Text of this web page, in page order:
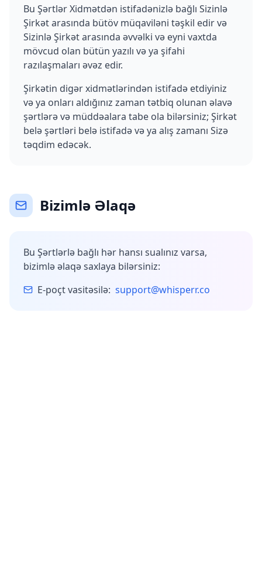
Bu Şərtlər Xidmətdən istifadənizlə bağlı Sizinlə
Şirkət arasında bütöv müqaviləni təşkil edir və
Sizinlə Şirkət arasında əvvəlki və eyni vaxtda
mövcud olan bütün yazılı və ya şifahi
razılaşmaları əvəz edir.
Şirkətin digər xidmətlərindən istifadə etdiyiniz
və ya onları aldığınız zaman tətbiq olunan əlavə
şərtlərə və müddəalara tabe ola bilərsiniz; Şirkət
belə şərtləri belə istifadə və ya alış zamanı Sizə
təqdim edəcək.
Bizimlə Əlaqə
Bu Şərtlərlə bağlı hər hansı sualınız varsa,
bizimlə əlaqə saxlaya bilərsiniz:
E-poçt vasitəsilə: support@whisperr.co